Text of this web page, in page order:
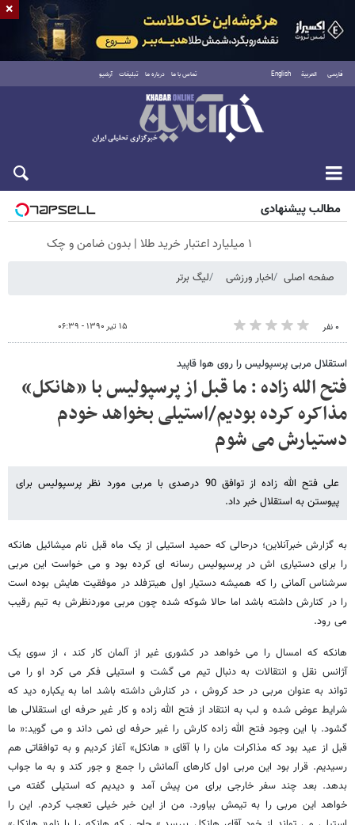
فارسی العربية English تماس با ما درباره ما تبلیغات آرشیو
جمعه ۱۶ مرداد ۱۴۰۵
مطالب پیشنهادی
۱ میلیارد اعتبار خرید طلا | بدون ضامن و چک
صفحه اصلی اخبار ورزشی لیگ برتر
۰ نفر ۱۵ تیر ۱۳۹۰ - ۰۶:۳۹
استقلال مربی پرسپولیس را روی هوا قاپید
فتح الله زاده : ما قبل از پرسپولیس با «هانکل»
مذاکره کرده بودیم/استیلی بخواهد خودم
دستیارش می شوم
علی فتح الله زاده از توافق 90 درصدی با مربی مورد نظر پرسپولیس برای
پیوستن به استقلال خبر داد.
به گزارش خبرآنلاین؛ درحالی که حمید استیلی از یک ماه قبل نام میشائیل هانکه
را برای دستیاری اش در پرسپولیس رسانه ای کرده بود و می خواست این مربی
سرشناس آلمانی را که همیشه دستیار اول هیتزفلد در موفقیت هایش بوده است
را در کنارش داشته باشد اما حالا شوکه شده چون مربی موردنظرش به تیم رقیب
می رود.
هانکه که امسال را می خواهد در کشوری غیر از آلمان کار کند ، از سوی یک
آژانس نقل و انتقالات به دنبال تیم می گشت و استیلی فکر می کرد او را می
تواند به عنوان مربی در حد کروش ، در کنارش داشته باشد اما به یکباره دید که
شرایط عوض شده و لب به انتقاد از فتح الله زاده و کار غیر حرفه ای استقلالی ها
گشود. با این وجود فتح الله زاده کارش را غیر حرفه ای نمی داند و می گوید:« ما
قبل از عید بود که مذاکرات مان را با آقای « هانکل» آغاز کردیم و به توافقاتی هم
رسیدیم. قرار بود این مربی اول کارهای آلمانش را جمع و جور کند و به ما جواب
بدهد. بعد چند سفر خارجی برای من پیش آمد و دیدیم که استیلی گفته می
خواهد این مربی را به تیمش بیاورد. من از این خبر خیلی تعجب کردم. این را
×